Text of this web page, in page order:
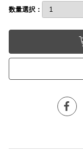
数量選択：